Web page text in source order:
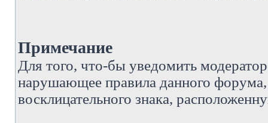
Примечание
Для того, что-бы уведомить
нарушающее правила данного форума,
восклицательного знака,